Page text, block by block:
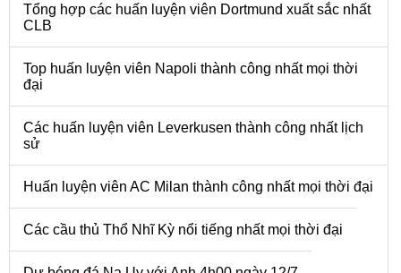
Tổng hợp các huấn luyện viên Dortmund xuất sắc nhất
CLB
Top huấn luyện viên Napoli thành công nhất mọi thời
đại
Các huấn luyện viên Leverkusen thành công nhất lịch
sử
Huấn luyện viên AC Milan thành công nhất mọi thời đại
Các cầu thủ Thổ Nhĩ Kỳ nổi tiếng nhất mọi thời đại